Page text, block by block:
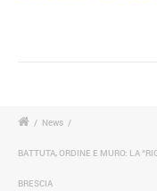
/ News /
BATTUTA, ORDINE E MURO: LA
BRESCIA